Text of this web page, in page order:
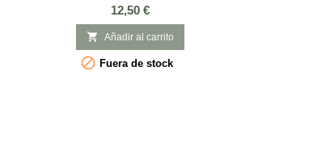
Este elegante bowl, también conocido como
chawan es ideal para preparar el té matcha y
hacer la tradicional ceremonia del té japonesa.
Material: Cerámica Japonesa Capacidad: 300ml
Medidas: 7 cm diámetro x 13 cm alto. 2
Precio
12,50 €
 Añadir al carrito
 Fuera de stock